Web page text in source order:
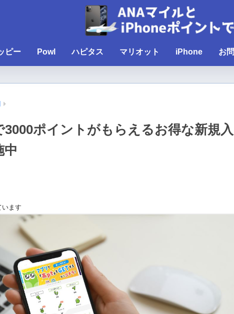
ピー Powl ハピタス マリオット iPhone お
3000ポイントがもらえるお得な新規入
中
ます